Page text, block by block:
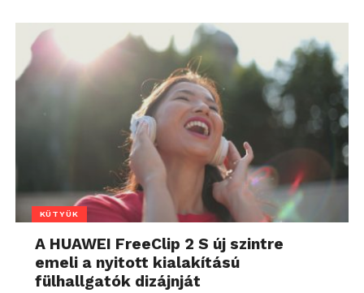
KÜTYÜK
A HUAWEI FreeClip 2 S új szintre
emeli a nyitott kialakítású
fülhallgatók dizájnját